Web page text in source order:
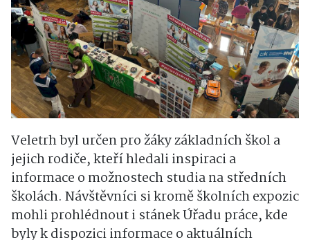
Veletrh byl určen pro žáky základních škol a
jejich rodiče, kteří hledali inspiraci a
informace o možnostech studia na středních
školách. Návštěvníci si kromě školních expozic
mohli prohlédnout i stánek Úřadu práce, kde
byly k dispozici informace o aktuálních